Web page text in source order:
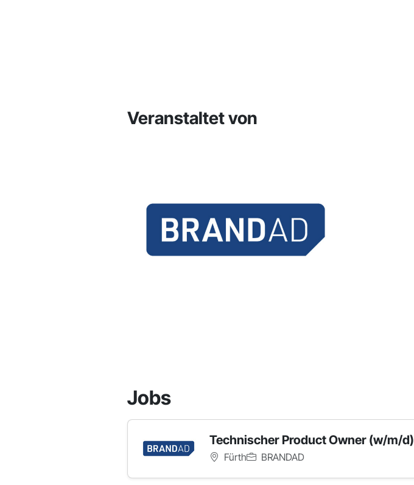
Veranstaltet von
Jobs
Technischer Product Owner (w/m/d)
Fürth BRANDAD